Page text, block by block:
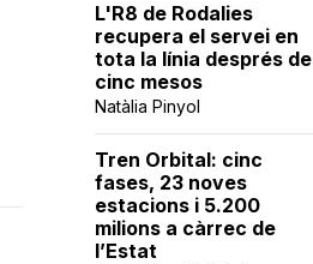
L'R8 de Rodalies
recupera el servei en
tota la línia després de
cinc mesos
Natàlia Pinyol
Tren Orbital: cinc
fases, 23 noves
estacions i 5.200
milions a càrrec de
l’Estat